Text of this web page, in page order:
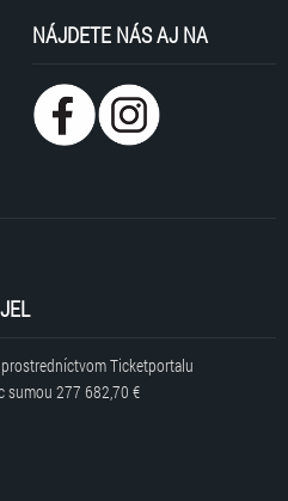
NÁJDETE NÁS AJ NA
Ticketportalu
sumou 277 682,70 €